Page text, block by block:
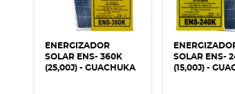
ENERGIZADOR
SOLAR ENS- 360K
(25,00J) - GUACHUKA
SOLAR ENS-
(15,00J) -